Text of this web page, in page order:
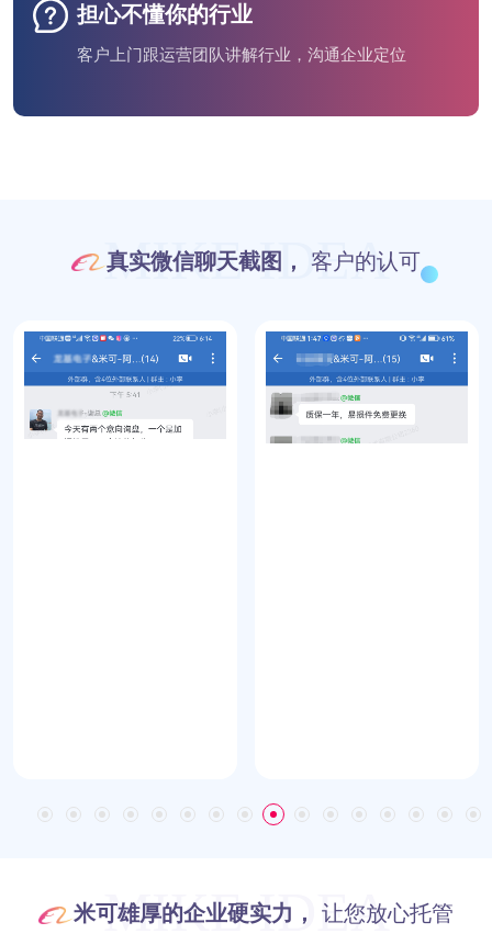
担心不懂你的行业
客户上门跟运营团队讲解行业，沟通企业定位
MIKE IDEA
真实微信聊天截图， 客户的认可
MIKE IDEA
米可雄厚的企业硬实力， 让您放心托管